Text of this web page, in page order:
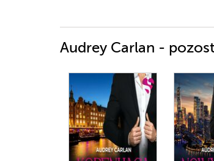
Audrey Carlan -